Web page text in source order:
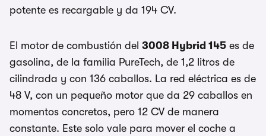
potente es recargable y da 194 CV.
El motor de combustión del 3008 Hybrid 145 es de
gasolina, de la familia PureTech, de 1,2 litros de
cilindrada y con 136 caballos. La red eléctrica es de
48 V, con un pequeño motor que da 29 caballos en
momentos concretos, pero 12 CV de manera
constante. Este solo vale para mover el coche a